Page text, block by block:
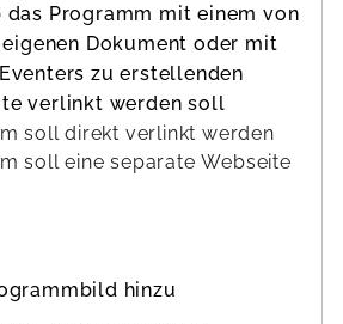
das Programm mit einem von
eigenen Dokument oder mit
zu erstellenden
verlinkt werden soll
soll direkt verlinkt werden
soll eine separate Webseite
hinzu